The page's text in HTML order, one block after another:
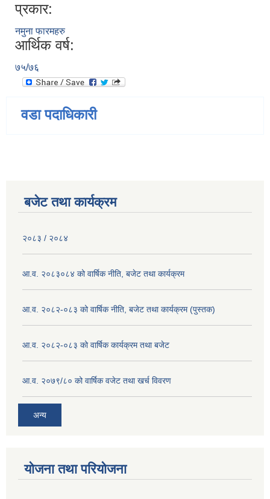
प्रकार:
नमुना फारमहरु
आर्थिक वर्ष:
७५/७६
वडा पदाधिकारी
बजेट तथा कार्यक्रम
२०८३ / २०८४
आ.व. २०८३०८४ को वार्षिक नीति, बजेट तथा कार्यक्रम
आ.व. २०८२-०८३ को वार्षिक नीति, बजेट तथा कार्यक्रम (पुस्तक)
आ.व. २०८२-०८३ को वार्षिक कार्यक्रम तथा बजेट
आ.व. २०७९/८० को वार्षिक वजेट तथा खर्च विवरण
अन्य
योजना तथा परियोजना